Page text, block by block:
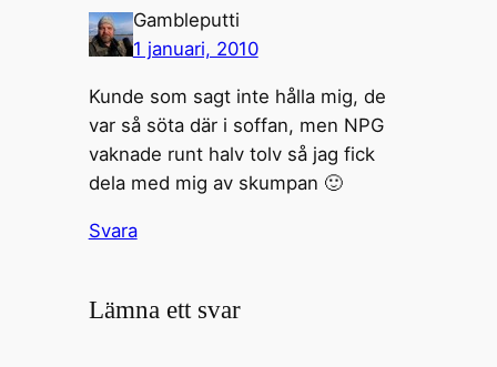
Gambleputti
1 januari, 2010
Kunde som sagt inte hålla mig, de
var så söta där i soffan, men NPG
vaknade runt halv tolv så jag fick
dela med mig av skumpan 🙂
Svara
Lämna ett svar